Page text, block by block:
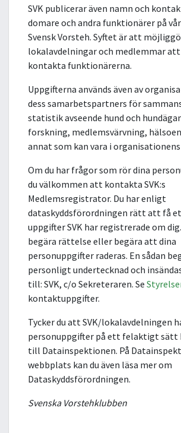
SVK publicerar även namn och
domare och andra funktionärer på
Svensk Vorsteh. Syftet är att
lokalavdelningar och medlemmar att
kontakta funktionärerna.
Uppgifterna används även av
dess samarbetspartners för
statistik avseende hund och
forskning, medlemsvärvning,
annat som kan vara i
Om du har frågor som rör dina
du välkommen att kontakta SVK:s
Medlemsregistrator. Du har enligt
dataskyddsförordningen rätt att få
uppgifter SVK har registrerade om
begära rättelse eller begära att dina
personuppgifter raderas. En sådan
personligt undertecknad och
till: SVK, c/o Sekreteraren. Se
kontaktuppgifter.
Tycker du att SVK/lokalavdelningen
personuppgifter på ett felaktigt sätt
till Datainspektionen. På
webbplats kan du även läsa mer om
Dataskyddsförordningen.
Svenska Vorstehklubben